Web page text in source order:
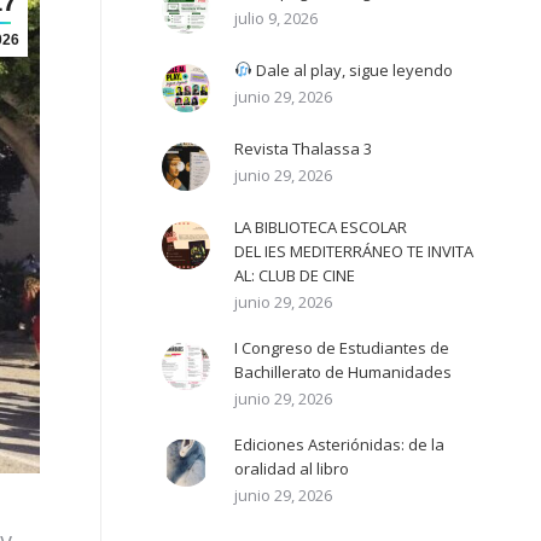
julio 9, 2026
Dale al play, sigue leyendo
junio 29, 2026
Revista Thalassa 3
junio 29, 2026
LA BIBLIOTECA ESCOLAR
DEL IES MEDITERRÁNEO TE INVITA
AL: CLUB DE CINE
junio 29, 2026
I Congreso de Estudiantes de
Bachillerato de Humanidades
junio 29, 2026
Ediciones Asteriónidas: de la
oralidad al libro
junio 29, 2026